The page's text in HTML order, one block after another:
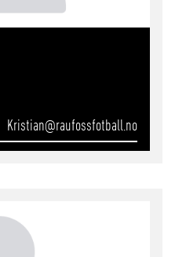
Kristian@raufossfotball.no